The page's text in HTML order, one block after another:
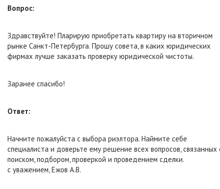
Вопрос:
Здравствуйте! Пларирую приобретать квартиру на вторичном
рынке Санкт-Петербурга. Прошу совета, в каких юридических
фирмах лучше заказать проверку юридической чистоты.
Заранее спасибо!
Ответ:
Начните пожалуйста с выбора риэлтора. Наймите себе
специалиста и доверьте ему решение всех вопросов, связанных
поиском, подбором, проверкой и проведением сделки.
с уважением, Ежов А.В.